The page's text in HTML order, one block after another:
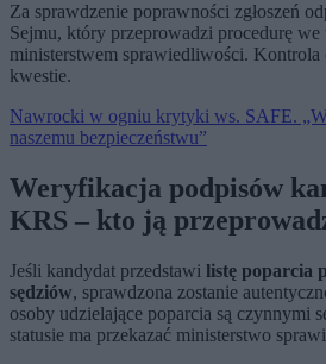
Za sprawdzenie poprawności zgłoszeń
Sejmu, który przeprowadzi procedurę we
ministerstwem sprawiedliwości.
kwestie.
Nawrocki w ogniu krytyki ws. SAFE.
naszemu bezpieczeństwu”
Weryfikacja podpisów
KRS – kto ją
Jeśli kandydat przedstawi listę poparcia
sędziów, sprawdzona zostanie
osoby udzielające poparcia są czynnymi
statusie ma przekazać ministerstwo